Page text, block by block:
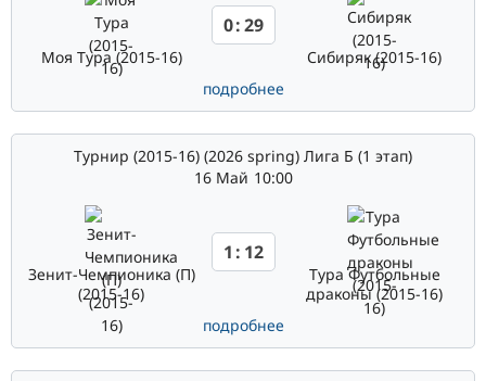
Моя Тура (2015-16)
0:29
Сибиряк (2015-16)
подробнее
Турнир (2015-16) (2026 spring) Лига Б (1 этап)
16 Май 10:00
Зенит-Чемпионика (П)
(2015-16)
1 : 12
Тура Футбольные
драконы (2015-16)
подробнее